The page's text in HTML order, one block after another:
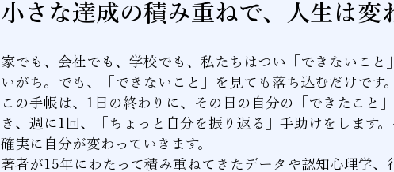
小さな達成の積み重ねで、人生は変
家でも、会社でも、学校でも、私たちはつい「できないこと
いがち。でも、「できないこと」を見ても落ち込むだけです。
この手帳は、1日の終わりに、その日の自分の「できたこと
き、週に1回、「ちょっと自分を振り返る」手助けをします。
確実に自分が変わっていきます。
著者が15年にわたって積み重ねてきたデータや認知心理学、